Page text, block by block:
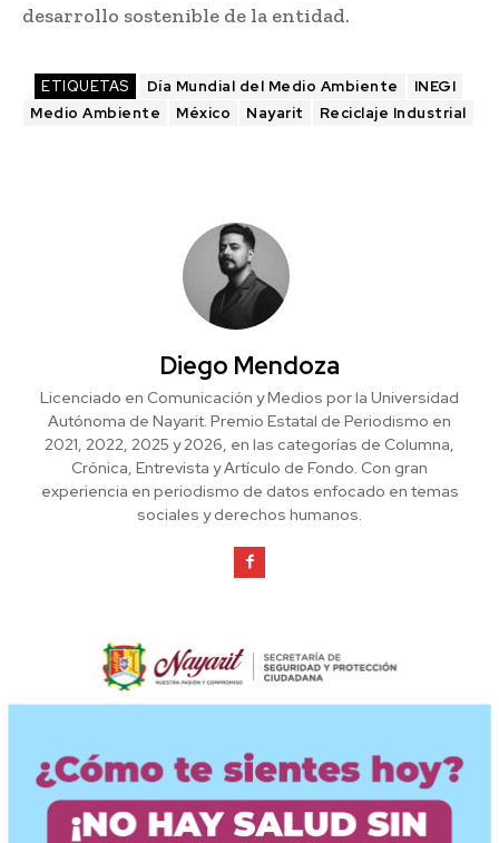
desarrollo sostenible de la entidad.
ETIQUETAS Día Mundial del Medio Ambiente
INEGI
Medio Ambiente
México Nayarit Reciclaje Industrial
Diego Mendoza
Licenciado en Comunicación y Medios por la Universidad
Autónoma de Nayarit. Premio Estatal de Periodismo en
2021, 2022, 2025 y 2026, en las categorías de Columna,
Crónica, Entrevista y Artículo de Fondo. Con gran
experiencia en periodismo de datos enfocado en temas
sociales y derechos humanos.